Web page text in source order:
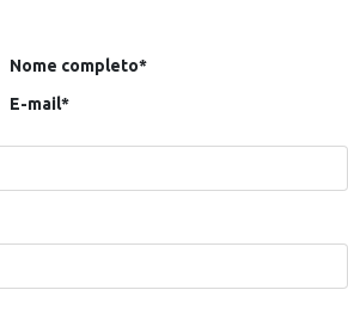
Nome completo*
E-mail*